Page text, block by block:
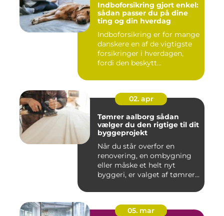
Indboforsikring gjort enkel:
sådan passer du på dine
ting og din hverdag
Indboforsikring er for mange
danskere en af de vigtigste
forsikringer i hverdagen,
fordi den beskytt...
02. apr
Tømrer aalborg sådan
vælger du den rigtige til dit
byggeprojekt
Når du står overfor en
renovering, en ombygning
eller måske et helt nyt
byggeri, er valget af tømrer...
05. mar